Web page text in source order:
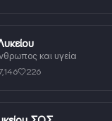
και υγεία
226